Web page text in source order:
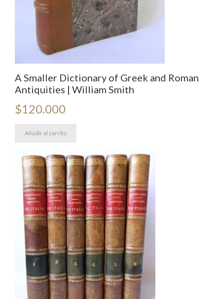
A Smaller Dictionary of Greek and Roman
Antiquities | William Smith
$120.000
Añadir al carrito